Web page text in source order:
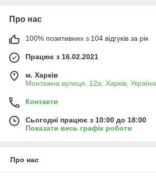
Про нас
100% позитивних з 104 відгуків за рік
Працює з 16.02.2021
м. Харків
Монтажна вулиця, 12а, Харків, Україна
Контакти
Сьогодні працює з 10:00 до 18:00
Показати весь графік роботи
Про нас